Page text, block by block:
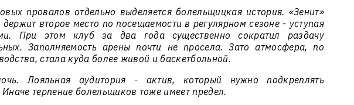
провалов отдельно выделяется болельщицкая история. «Зенит»
держит второе место по посещаемости в регулярном сезоне - уступая
При этом клуб за два года существенно сократил раздачу
Заполняемость арены почти не просела. Зато атмосфера, по
стала куда более живой и баскетбольной.
Лояльная аудитория - актив, который нужно подкреплять
Иначе терпение болельщиков тоже имеет предел.